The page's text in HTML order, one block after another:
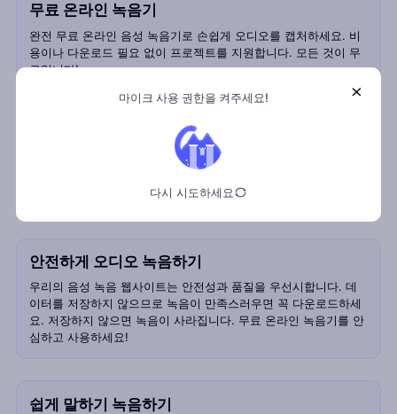
마이크 사용 권한을 켜주세요!
다시 시도하세요
무료 온라인 녹음기
완전 무료 온라인 음성 녹음기로 손쉽게 오디오를 캡처하세요. 비
용이나 다운로드 필요 없이 프로젝트를 지원합니다. 모든 것이 무
료입니다!
브라우저에서 오디오 녹음
인터넷 연결만 있으면 언제든지 온라인으로 쉽게 오디오를 녹음할
안전하게 오디오 녹음하기
우리의 음성 녹음 웹사이트는 안전성과 품질을 우선시합니다. 데
이터를 저장하지 않으므로 녹음이 만족스러우면 꼭 다운로드하세
요. 저장하지 않으면 녹음이 사라집니다. 무료 온라인 녹음기를 안
심하고 사용하세요!
쉽게 말하기 녹음하기